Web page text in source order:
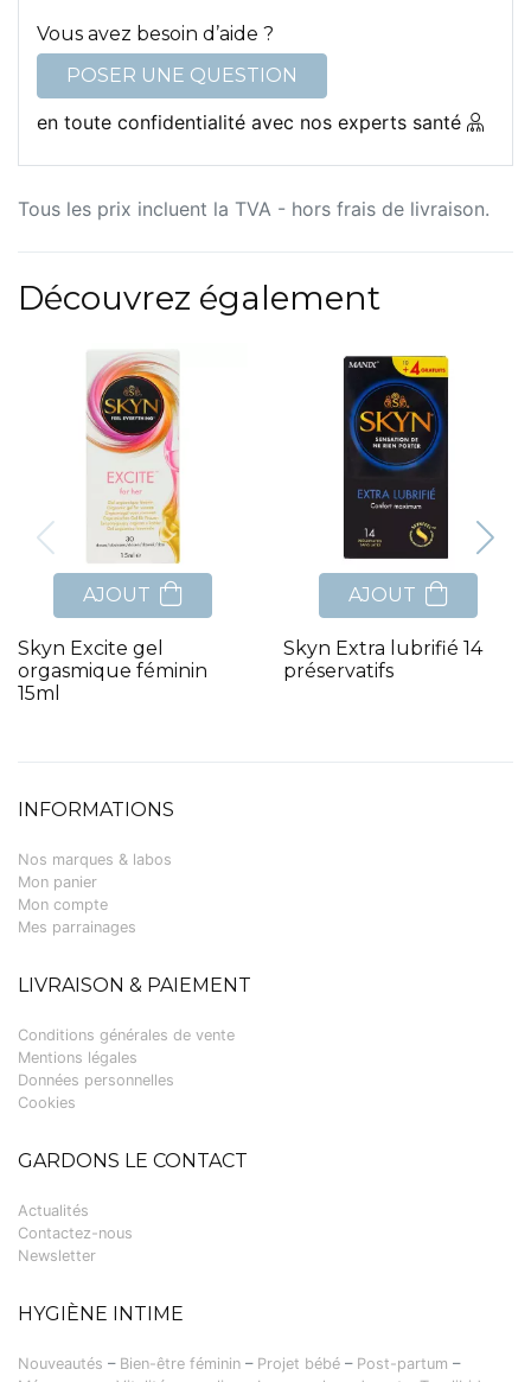
Vous avez besoin d’aide ?
POSER UNE QUESTION
en toute confidentialité avec nos experts santé
Tous les prix incluent la TVA - hors frais de livraison.
Découvrez également
AJOUT
Skyn Excite gel
orgasmique féminin
15ml
AJOUT
Skyn Extra lubrifié 14
préservatifs
INFORMATIONS
Nos marques & labos
Mon panier
Mon compte
Mes parrainages
LIVRAISON & PAIEMENT
Conditions générales de vente
Mentions légales
Données personnelles
Cookies
GARDONS LE CONTACT
Actualités
Contactez-nous
Newsletter
HYGIÈNE INTIME
Nouveautés – Bien-être féminin – Projet bébé – Post-partum –